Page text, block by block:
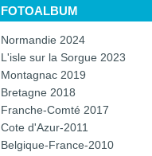
FOTOALBUM
Normandie 2024
L'isle sur la Sorgue 2023
Montagnac 2019
Bretagne 2018
Franche-Comté 2017
Cote d'Azur-2011
Belgique-France-2010